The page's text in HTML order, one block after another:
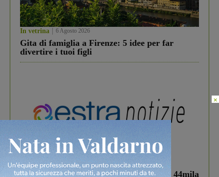
In vetrina 6 Agosto 2026
Gita di famiglia a Firenze: 5 idee per far
divertire i tuoi figli
In vetrina 3 Agosto 2026
Estra Notizie agosto: Smart Cities, oltre 44mila
×